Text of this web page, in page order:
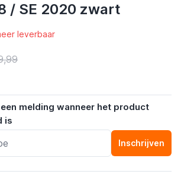
/ SE 2020 zwart
leverbaar
melding wanneer het product
is
Inschrijven